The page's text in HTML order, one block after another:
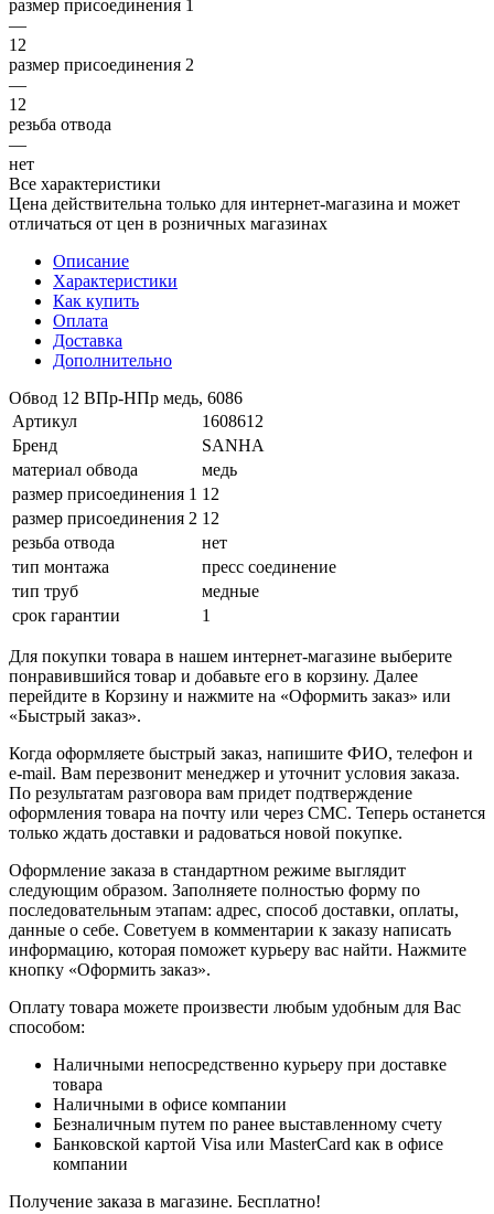
размер присоединения 1
—
12
размер присоединения 2
—
12
резьба отвода
—
нет
Все характеристики
Цена действительна только для интернет-магазина и может
отличаться от цен в розничных магазинах
Описание
Характеристики
Как купить
Оплата
Доставка
Дополнительно
Обвод 12 ВПр-НПр медь, 6086
Артикул
1608612
Бренд
SANHA
материал обвода
медь
размер присоединения 1 12
размер присоединения 2 12
резьба отвода
нет
тип монтажа
пресс соединение
тип труб
медные
срок гарантии
1
Для покупки товара в нашем интернет-магазине выберите
понравившийся товар и добавьте его в корзину. Далее
перейдите в Корзину и нажмите на «Оформить заказ» или
«Быстрый заказ».
Когда оформляете быстрый заказ, напишите ФИО, телефон и
e-mail. Вам перезвонит менеджер и уточнит условия заказа.
По результатам разговора вам придет подтверждение
оформления товара на почту или через СМС. Теперь останется
только ждать доставки и радоваться новой покупке.
Оформление заказа в стандартном режиме выглядит
следующим образом. Заполняете полностью форму по
последовательным этапам: адрес, способ доставки, оплаты,
данные о себе. Советуем в комментарии к заказу написать
информацию, которая поможет курьеру вас найти. Нажмите
кнопку «Оформить заказ».
Оплату товара можете произвести любым удобным для Вас
способом:
Наличными непосредственно курьеру при доставке
товара
Наличными в офисе компании
Безналичным путем по ранее выставленному счету
Банковской картой Visa или MasterCard как в офисе
компании
Получение заказа в магазине. Бесплатно!